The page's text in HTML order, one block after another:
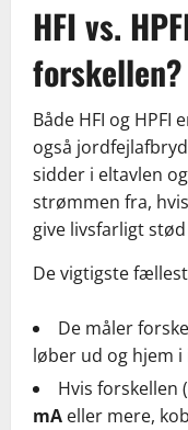
HFI vs.
forskellen?
Både HFI og
også
sidder i eltavlen
strømmen fra,
give livsfarligt
De vigtigste
De måler
løber ud og hjem
Hvis forskellen
mA eller mere,